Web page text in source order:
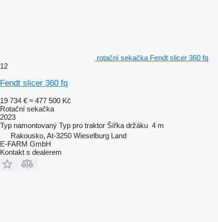
rotační sekačka Fendt slicer 360 fq
12
Fendt slicer 360 fq
19 734 € ≈ 477 500 Kč
Rotační sekačka
2023
Typ namontovaný Typ pro traktor Šířka držáku 4 m
Rakousko, At-3250 Wieselburg Land
E-FARM GmbH
Kontakt s dealerem